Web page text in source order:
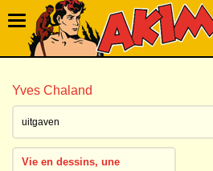
Yves Chaland
uitgaven
Vie en dessins, une